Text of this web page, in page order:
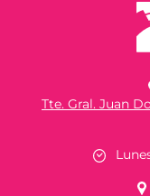
Tte. Gral. Juan